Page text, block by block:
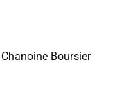
Boursier